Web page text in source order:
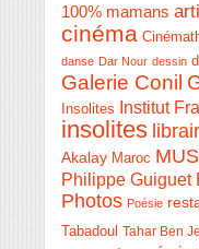
100% mamans
cinéma
danse Dar Nour dessin
Galerie Conil
Insolites Institut
insolites
Akalay Maroc
Philippe Guiguet
Photos Poésie
Tabadoul Tahar Ben